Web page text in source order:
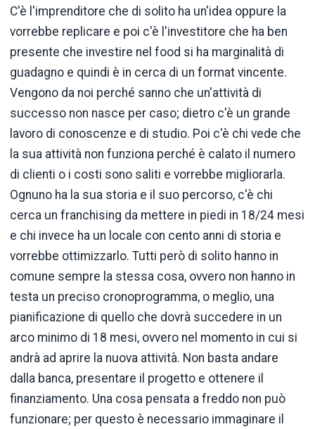
C'è l'imprenditore che di solito ha un'idea oppure la
vorrebbe replicare e poi c'è l'investitore che ha ben
presente che investire nel food si ha marginalità di
guadagno e quindi è in cerca di un format vincente.
Vengono da noi perché sanno che un'attività di
successo non nasce per caso; dietro c'è un grande
lavoro di conoscenze e di studio. Poi c'è chi vede che
la sua attività non funziona perché è calato il numero
di clienti o i costi sono saliti e vorrebbe migliorarla.
Ognuno ha la sua storia e il suo percorso, c'è chi
cerca un franchising da mettere in piedi in 18/24 mesi
e chi invece ha un locale con cento anni di storia e
vorrebbe ottimizzarlo. Tutti però di solito hanno in
comune sempre la stessa cosa, ovvero non hanno in
testa un preciso cronoprogramma, o meglio, una
pianificazione di quello che dovrà succedere in un
arco minimo di 18 mesi, ovvero nel momento in cui si
andrà ad aprire la nuova attività. Non basta andare
dalla banca, presentare il progetto e ottenere il
finanziamento. Una cosa pensata a freddo non può
funzionare; per questo è necessario immaginare il